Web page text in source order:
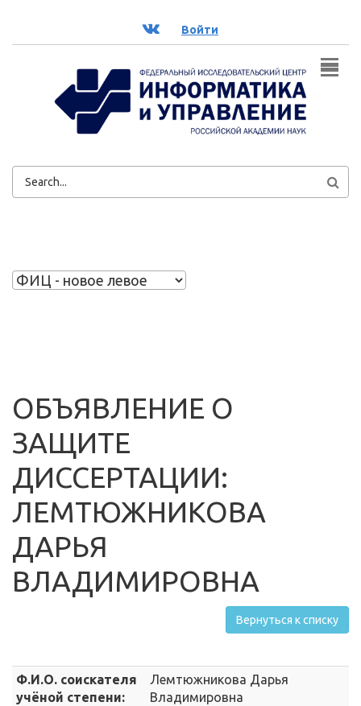
ВК Войти
ФОРМА
ОБЪЯВЛЕНИЕ О
ЗАЩИТЕ
ДИССЕРТАЦИИ:
ЛЕМТЮЖНИКОВА
ДАРЬЯ
ВЛАДИМИРОВНА
Вернуться к списку
Ф.И.О. соискателя
учёной степени:
Лемтюжникова Дарья
Владимировна